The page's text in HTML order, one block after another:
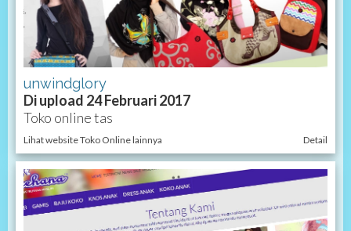
unwindglory
Di upload 24 Februari 2017
Toko online tas
Lihat website Toko Online lainnya Detail